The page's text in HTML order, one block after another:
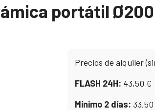
portátil
Precios de alquiler
FLASH 24H: 43,50 €
Mínimo 2 días: 33,50